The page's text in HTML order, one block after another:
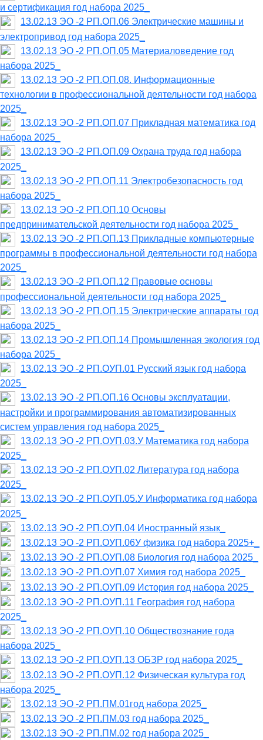
и сертификация год набора 2025_
13.02.13 ЭО -2 РП.ОП.06 Электрические машины и
электропривод год набора 2025_
13.02.13 ЭО -2 РП.ОП.05 Материаловедение год
набора 2025_
13.02.13 ЭО -2 РП.ОП.08. Информационные
технологии в профессиональной деятельности год набора
2025_
13.02.13 ЭО -2 РП.ОП.07 Прикладная математика год
набора 2025_
13.02.13 ЭО -2 РП.ОП.09 Охрана труда год набора
2025_
13.02.13 ЭО -2 РП.ОП.11 Электробезопасность год
набора 2025_
13.02.13 ЭО -2 РП.ОП.10 Основы
предпринимательской деятельности год набора 2025_
13.02.13 ЭО -2 РП.ОП.13 Прикладные компьютерные
программы в профессиональной деятельности год набора
2025_
13.02.13 ЭО -2 РП.ОП.12 Правовые основы
профессиональной деятельности год набора 2025_
13.02.13 ЭО -2 РП.ОП.15 Электрические аппараты год
набора 2025_
13.02.13 ЭО -2 РП.ОП.14 Промышленная экология год
набора 2025_
13.02.13 ЭО -2 РП.ОУП.01 Русский язык год набора
2025_
13.02.13 ЭО -2 РП.ОП.16 Основы эксплуатации,
настройки и программирования автоматизированных
систем управления год набора 2025_
13.02.13 ЭО -2 РП.ОУП.03.У Математика год набора
2025_
13.02.13 ЭО -2 РП.ОУП.02 Литература год набора
2025_
13.02.13 ЭО -2 РП.ОУП.05.У Информатика год набора
2025_
13.02.13 ЭО -2 РП.ОУП.04 Иностранный язык_
13.02.13 ЭО -2 РП.ОУП.06У физика год набора 2025+_
13.02.13 ЭО -2 РП.ОУП.08 Биология год набора 2025_
13.02.13 ЭО -2 РП.ОУП.07 Химия год набора 2025_
13.02.13 ЭО -2 РП.ОУП.09 История год набора 2025_
13.02.13 ЭО -2 РП.ОУП.11 География год набора
2025_
13.02.13 ЭО -2 РП.ОУП.10 Обществознание года
набора 2025_
13.02.13 ЭО -2 РП.ОУП.13 ОБЗР год набора 2025_
13.02.13 ЭО -2 РП.ОУП.12 Физическая культура год
набора 2025_
13.02.13 ЭО -2 РП.ПМ.01год набора 2025_
13.02.13 ЭО -2 РП.ПМ.03 год набора 2025_
13.02.13 ЭО -2 РП.ПМ.02 год набора 2025_